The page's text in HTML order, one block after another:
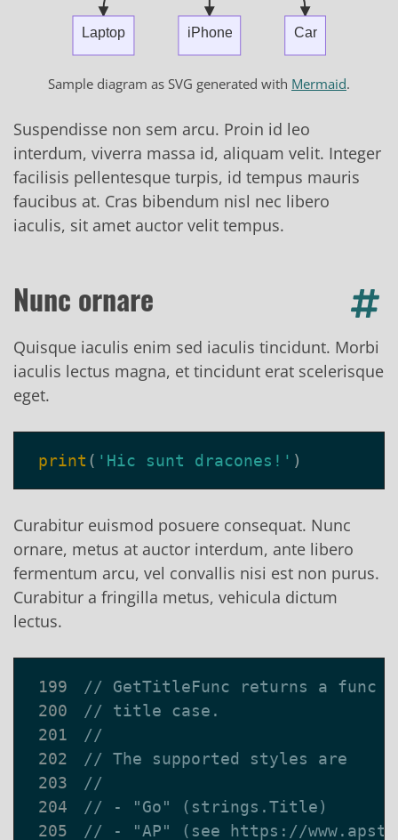
Sample diagram as SVG generated with Mermaid.
Suspendisse non sem arcu. Proin id leo
interdum, viverra massa id, aliquam velit. Integer
facilisis pellentesque turpis, id tempus mauris
faucibus at. Cras bibendum nisl nec libero
iaculis, sit amet auctor velit tempus.
Nunc ornare
Quisque iaculis enim sed iaculis tincidunt. Morbi
iaculis lectus magna, et tincidunt erat scelerisque
eget.
print ( 'Hic sunt dracones!' )
Curabitur euismod posuere consequat. Nunc
ornare, metus at auctor interdum, ante libero
fermentum arcu, vel convallis nisi est non purus.
Curabitur a fringilla metus, vehicula dictum
lectus.